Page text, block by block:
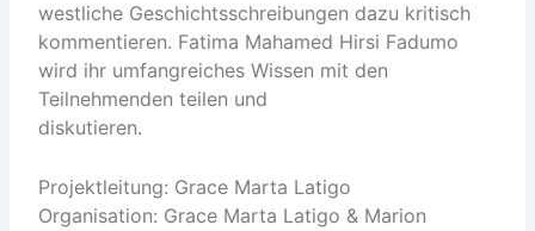
westliche Geschichtsschreibungen dazu kritisch
kommentieren. Fatima Mahamed Hirsi Fadumo
wird ihr umfangreiches Wissen mit den
Teilnehmenden teilen und
diskutieren.
Projektleitung: Grace Marta Latigo
Organisation: Grace Marta Latigo & Marion